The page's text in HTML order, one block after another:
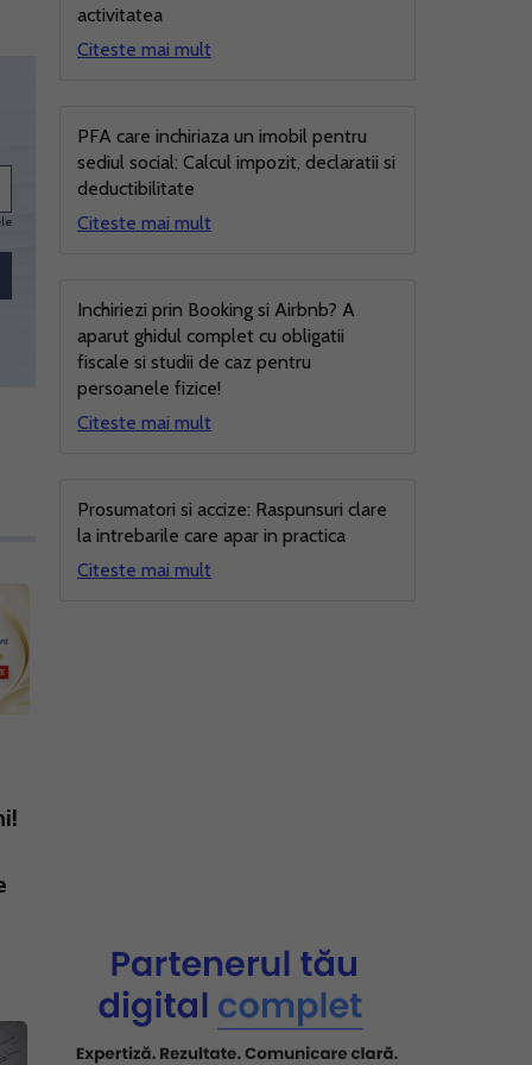
activitatea
Citeste mai mult
PFA care inchiriaza un imobil pentru
sediul social: Calcul impozit, declaratii si
deductibilitate
Citeste mai mult
Inchiriezi prin Booking si Airbnb? A
aparut ghidul complet cu obligatii
fiscale si studii de caz pentru
persoanele fizice!
Citeste mai mult
Prosumatori si accize: Raspunsuri clare
la intrebarile care apar in practica
Citeste mai mult